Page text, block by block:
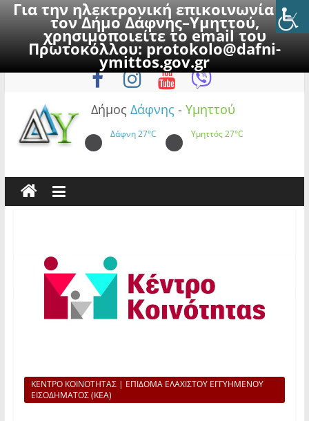
Για την ηλεκτρονική επικοινωνία με
τον Δήμο Δάφνης–Υμηττού,
χρησιμοποιείτε το email του
Πρωτοκόλλου:protokolo@dafni-
ymittos.gov.gr
to
Παρασκευή, 7 Αυγούστου 2026
Δήμος Δάφνης - Υμηττού
Δάφνη27°C Υμηττός27°C
ΚΕΝΤΡΟ ΚΟΙΝΟΤΗΤΑΣ | ΕΠΙΔΟΜΑ ΕΛΑΧΙΣΤΟΥ ΕΓΓΥΗΜΕΝΟΥ
ΕΙΣΟΔΗΜΑΤΟΣ (ΚΕΑ)